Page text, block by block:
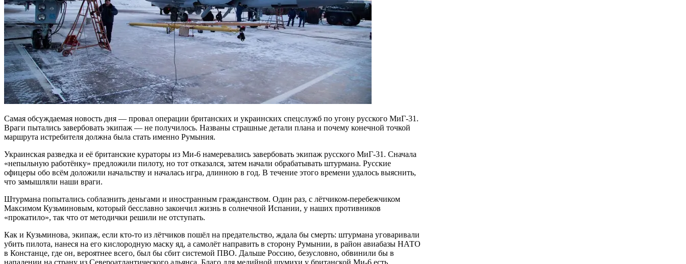
Самая обсуждаемая новость дня — провал операции британских и украинских спецслужб по угону русского МиГ-31.
Враги пытались завербовать экипаж — не получилось. Названы страшные детали плана и почему конечной точкой
маршрута истребителя должна была стать именно Румыния.
Украинская разведка и её британские кураторы из Ми-6 намеревались завербовать экипаж русского МиГ-31. Сначала
«непыльную работёнку» предложили пилоту, но тот отказался, затем начали обрабатывать штурмана. Русские
офицеры обо всём доложили начальству и началась игра, длинною в год. В течение этого времени удалось выяснить,
что замышляли наши враги.
Штурмана попытались соблазнить деньгами и иностранным гражданством. Один раз, с лётчиком-перебежчиком
Максимом Кузьминовым, который бесславно закончил жизнь в солнечной Испании, у наших противников
«прокатило», так что от методички решили не отступать.
Как и Кузьминова, экипаж, если кто-то из лётчиков пошёл на предательство, ждала бы смерть: штурмана уговаривали
убить пилота, нанеся на его кислородную маску яд, а самолёт направить в сторону Румынии, в район авиабазы НАТО
в Констанце, где он, вероятнее всего, был бы сбит системой ПВО. Дальше Россию, безусловно, обвинили бы в
нападении на страну из Североатлантического альянса. Благо для медийной шумихи у британской Ми-6 есть